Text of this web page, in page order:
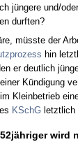
jünge­re und/
durf­ten?
müss­te der
hin
er deut­lich
Kündi­gung
Klein­be­trieb
KSchGletzt­lich
wird